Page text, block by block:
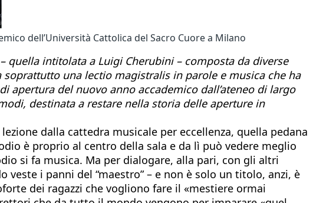
dell’Università Cattolica del Sacro Cuore a Milano
quella intitolata a Luigi Cherubini – composta da diverse
una lectio magistralis in parole e musica che ha
del nuovo anno accademico dall’ateneo di largo
destinata a restare nella storia delle aperture in
dalla cattedra musicale per eccellenza, quella pedana
è proprio al centro della sala e da lì può vedere meglio
si fa musica. Ma per dialogare, alla pari, con gli altri
veste i panni del “maestro” – e non è solo un titolo, anzi, è
dei ragazzi che vogliono fare il «mestiere ormai